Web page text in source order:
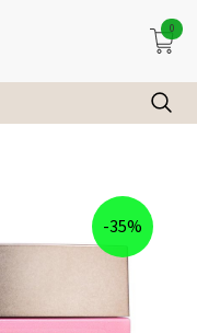
0
-35%